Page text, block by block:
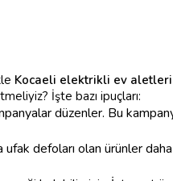
Kocaeli elektrikli ev aletleri
İşte bazı ipuçları:
düzenler. Bu
ufak defoları olan ürünler